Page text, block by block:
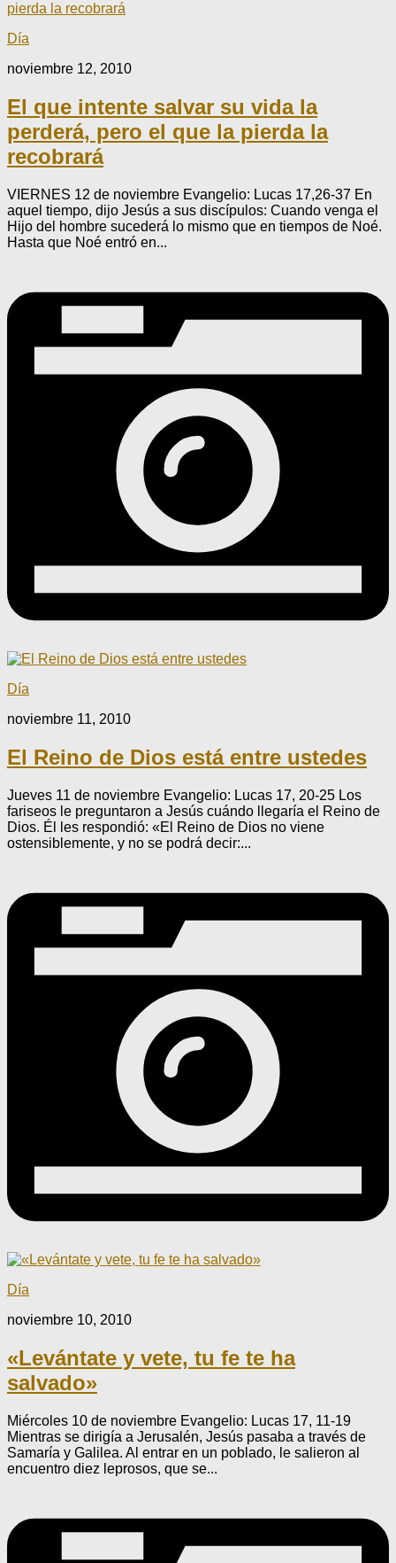
Día
noviembre 12, 2010
El que intente salvar su vida la
perderá, pero el que la pierda la
recobrará
VIERNES 12 de noviembre Evangelio: Lucas 17,26-37 En
aquel tiempo, dijo Jesús a sus discípulos: Cuando ven­ga el
Hijo del hombre sucederá lo mismo que en tiempos de Noé.
Hasta que Noé entró en...
Día
noviembre 11, 2010
El Reino de Dios está entre ustedes
Jueves 11 de noviembre Evangelio: Lucas 17, 20-25 Los
fariseos le preguntaron a Jesús cuándo llegaría el Reino de
Dios. Él les respondió: «El Reino de Dios no viene
ostensiblemente, y no se podrá decir:...
Día
noviembre 10, 2010
«Levántate y vete, tu fe te ha
salvado»
Miércoles 10 de noviembre Evangelio: Lucas 17, 11-19
Mientras se dirigía a Jerusalén, Jesús pasaba a través de
Samaría y Galilea. Al entrar en un poblado, le salieron al
encuentro diez leprosos, que se...